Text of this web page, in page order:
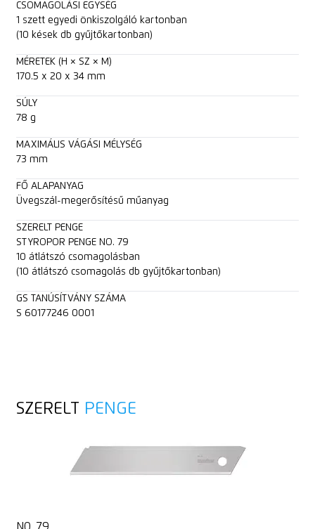
CSOMAGOLÁSI EGYSÉG
1 szett egyedi önkiszolgáló kartonban
(10 kések db gyűjtőkartonban)
MÉRETEK (H × SZ × M)
170.5 x 20 x 34 mm
SÚLY
78 g
MAXIMÁLIS VÁGÁSI MÉLYSÉG
73 mm
FŐ ALAPANYAG
Üvegszál-megerősítésű műanyag
SZERELT PENGE
STYROPOR PENGE NO. 79
10 átlátszó csomagolásban
(10 átlátszó csomagolás db gyűjtőkartonban)
GS TANÚSÍTVÁNY SZÁMA
S 60177246 0001
SZERELT PENGE